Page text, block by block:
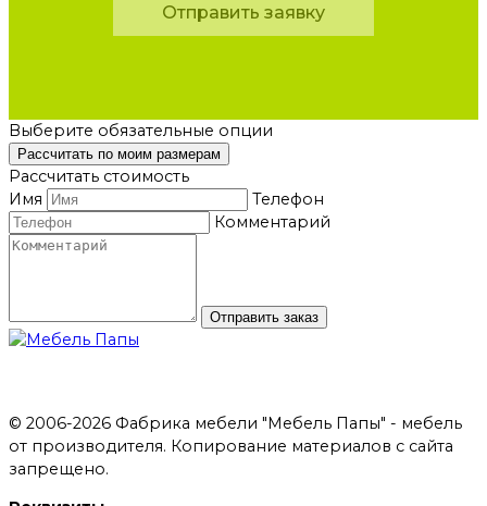
Отправить заявку
Выберите обязательные опции
Рассчитать по моим размерам
Рассчитать стоимость
Имя
Телефон
Комментарий
Отправить заказ
© 2006-2026 Фабрика мебели "Мебель Папы" - мебель
от производителя. Копирование материалов с сайта
запрещено.